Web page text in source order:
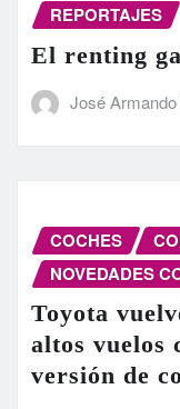
REPORTAJES
El renting
José
COCHES
NOVEDADES
Toyota
altos vuelos
versión de